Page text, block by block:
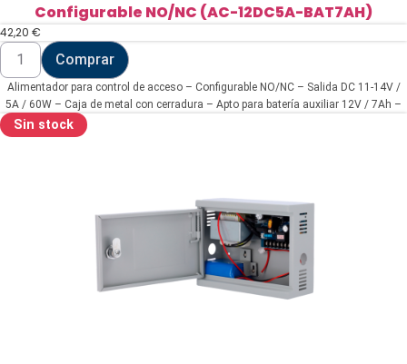
Configurable NO/NC (AC-12DC5A-BAT7AH)
42,20 €
Alimentador
para
control
de
acceso
-
Configurable
Comprar
Alimentador para control de acceso – Configurable NO/NC – Salida DC 11-14V /
5A / 60W – Caja de metal con cerradura – Apto para batería auxiliar 12V / 7Ah –
Sin stock